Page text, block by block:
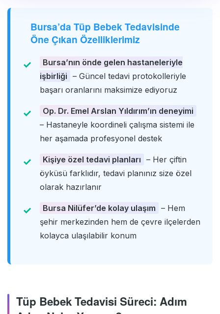
Bursa’da Tüp Bebek Tedavisinde
Öne Çıkan Özelliklerimiz
Bursa’nın önde gelen hastaneleriyle
işbirliği – Güncel tedavi protokolleriyle
başarı oranlarını maksimize ediyoruz
Op. Dr. Emel Arslan Yıldırım’ın deneyimi
– Hastaneyle koordineli çalışma sistemi ile
her aşamada profesyonel destek
Kişiye özel tedavi planları – Her çiftin
öyküsü farklıdır, tedavi planınız size özel
olarak hazırlanır
Bursa Nilüfer’de kolay ulaşım – Hem
şehir merkezinden hem de çevre ilçelerden
kolayca ulaşılabilir konum
Tüp Bebek Tedavisi Süreci: Adım